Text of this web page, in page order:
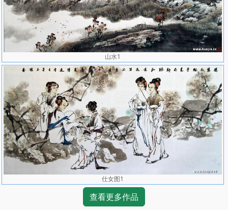
山水1
仕女图1
查看更多作品